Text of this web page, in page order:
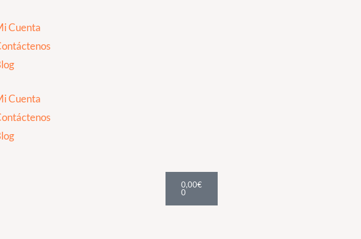
Cuenta
Cuenta
0,00€
0
Cart